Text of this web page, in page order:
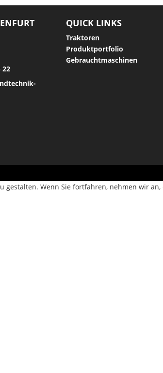
22
QUICK LINKS
Traktoren
Produktportfolio
Gebrauchtmaschinen
Wenn Sie fortfahren, nehmen wir